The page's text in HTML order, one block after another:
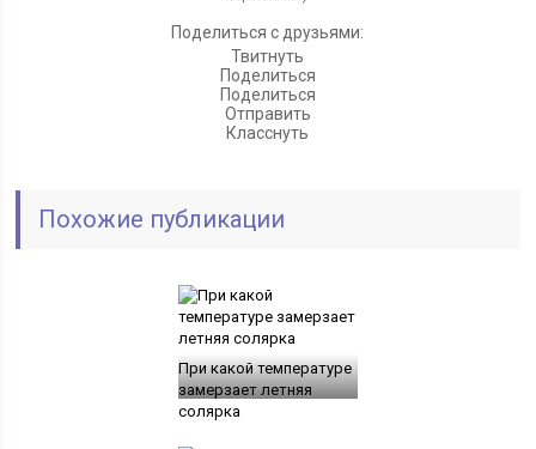
Поделиться с друзьями:
Твитнуть
Поделиться
Поделиться
Отправить
Класснуть
Похожие публикации
При какой температуре
замерзает летняя
солярка